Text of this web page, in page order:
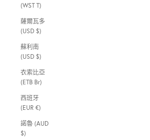
(WST T)
薩爾瓦多
(USD $)
蘇利南
(USD $)
衣索比亞
(ETB Br)
西班牙
(EUR €)
諾魯 (AUD
$)